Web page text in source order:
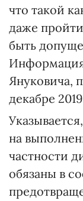
что такой
даже
быть
Информация
Януковича,
декабре
на
частности
обязаны в